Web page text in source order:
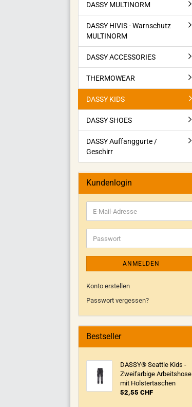
DASSY MULTINORM
DASSY HIVIS - Warnschutz
MULTINORM
DASSY ACCESSORIES
THERMOWEAR
DASSY KIDS
DASSY SHOES
DASSY Auffanggurte /
Geschirr
Kundenlogin
ANMELDEN
Konto erstellen
Passwort vergessen?
Bestseller
DASSY® Seattle Kids -
Zweifarbige Arbeitshose
mit Holstertaschen
52,55 CHF